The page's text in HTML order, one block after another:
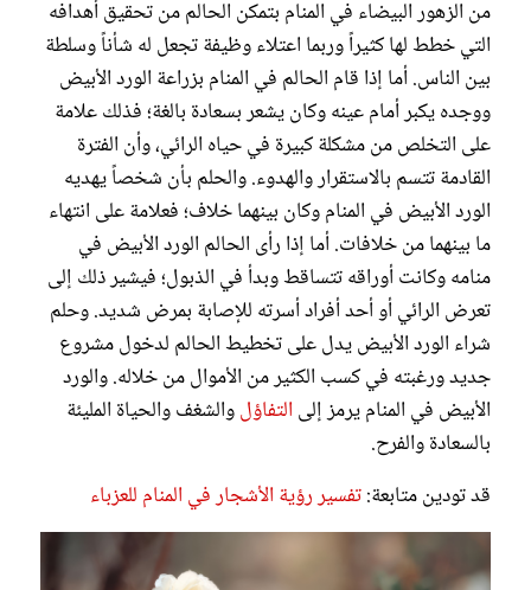
من الزهور البيضاء في المنام بتمكن الحالم من تحقيق أهدافه
التي خطط لها كثيراً وربما اعتلاء وظيفة تجعل له شأناً وسلطة
بين الناس. أما إذا قام الحالم في المنام بزراعة الورد الأبيض
ووجده يكبر أمام عينه وكان يشعر بسعادة بالغة؛ فذلك علامة
على التخلص من مشكلة كبيرة في حياه الرائي، وأن الفترة
القادمة تتسم بالاستقرار والهدوء. والحلم بأن شخصاً يهديه
الورد الأبيض في المنام وكان بينهما خلاف؛ فعلامة على انتهاء
ما بينهما من خلافات. أما إذا رأى الحالم الورد الأبيض في
منامه وكانت أوراقه تتساقط وبدأ في الذبول؛ فيشير ذلك إلى
تعرض الرائي أو أحد أفراد أسرته للإصابة بمرض شديد. وحلم
شراء الورد الأبيض يدل على تخطيط الحالم لدخول مشروع
جديد ورغبته في كسب الكثير من الأموال من خلاله. والورد
الأبيض في المنام يرمز إلى التفاؤلوالشغف والحياة المليئة
بالسعادة والفرح.
قد تودين متابعة:تفسير رؤية الأشجار في المنام للعزباء